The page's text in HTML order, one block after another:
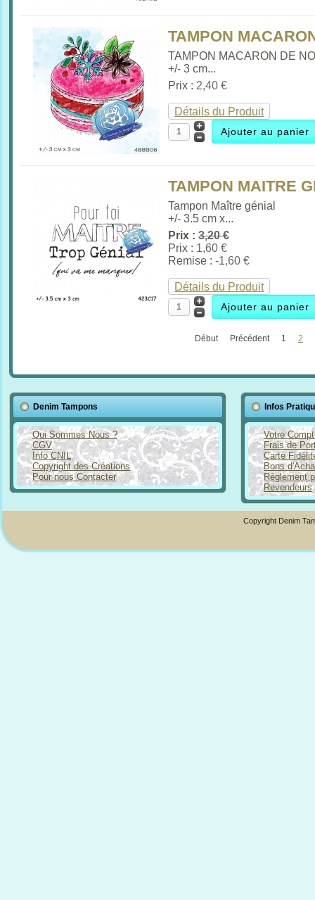
TAMPON
TAMPON MACARON DE
+/- 3 cm...
Prix : 2,40 €
Détails du Produit
TAMPON MAITRE
Tampon Maître génial
+/- 3.5 cm x...
Prix :3,20 €
Prix : 1,60 €
Remise :-1,60 €
Détails du Produit
Début Précédent 1 2
Denim Tampons
Qui Sommes Nous ?
CGV
Info CNIL
Copyright des Créations
Pour nous Contacter
Infos
Votre
Frais de
Carte
Bons
Règlement
Revendeurs
Copyright Denim